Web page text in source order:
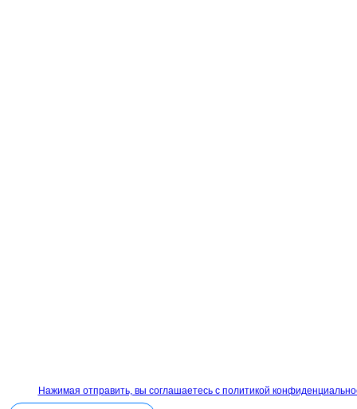
Нажимая отправить, вы соглашаетесь с политикой